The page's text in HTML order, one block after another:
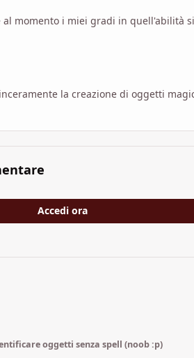
al momento i miei gradi in quell'abilità
la creazione di oggetti
Accedi ora
oggetti senza spell (noob :p)